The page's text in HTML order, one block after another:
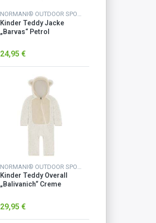
Kinder Teddy Jacke
„Barvas“ Petrol
24,95 €
Kinder Teddy Overall
„Balivanich“ Creme
29,95 €